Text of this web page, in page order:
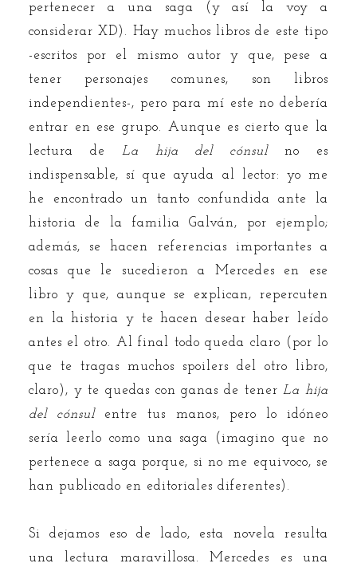
pertenecer a una saga (y así la voy a
considerar XD). Hay muchos libros de este tipo
-escritos por el mismo autor y que, pese a
tener personajes comunes, son libros
independientes-, pero para mí este no debería
entrar en ese grupo. Aunque es cierto que la
lectura de La hija del cónsulno es
indispensable, sí que ayuda al lector: yo me
he encontrado un tanto confundida ante la
historia de la familia Galván, por ejemplo;
además, se hacen referencias importantes a
cosas que le sucedieron a Mercedes en ese
libro y que, aunque se explican, repercuten
en la historia y te hacen desear haber leído
antes el otro. Al final todo queda claro (por lo
que te tragas muchos spoilers del otro libro,
claro), y te quedas con ganas de tenerLa hija
del cónsulentre tus manos, pero lo idóneo
sería leerlo como una saga (imagino que no
pertenece a saga porque, si no me equivoco, se
han publicado en editoriales diferentes).
Si dejamos eso de lado, esta novela resulta
una lectura maravillosa. Mercedes es una